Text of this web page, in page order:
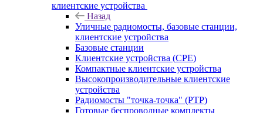
клиентские устройства
Назад
Уличные радиомосты, базовые станции,
клиентские устройства
Базовые станции
Клиентские устройства (CPE)
Компактные клиентские устройства
Высокопроизводительные клиентские
устройства
Радиомосты "точка-точка" (PTP)
Готовые беспроводные комплекты